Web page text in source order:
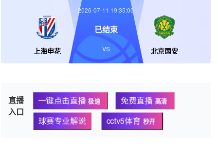
上海申花 北京国安
2026-07-11 19:35:00
已结束
VS
直播
入口
一键点击直播 极速 免费直播 高清
球赛专业解说 cctv5体育 秒开